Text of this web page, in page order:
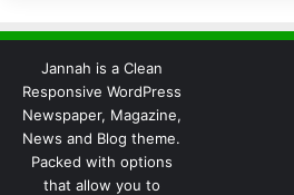
Jannah is a Clean
Responsive WordPress
Newspaper, Magazine,
News and Blog theme.
Packed with options
that allow you to